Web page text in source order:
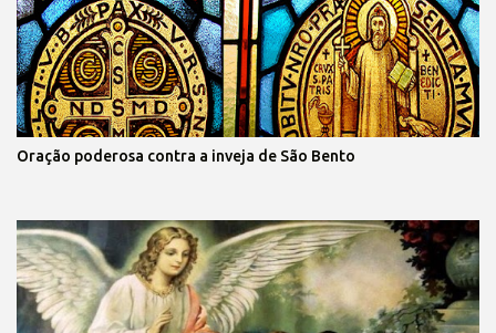
Oração poderosa contra a inveja de São Bento